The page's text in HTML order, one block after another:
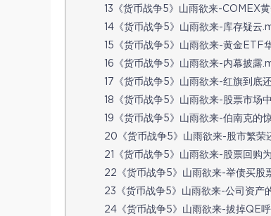
13《货币战争5》山雨欲来-COMEX
14《货币战争5》山雨欲来-库存疑云
15《货币战争5》山雨欲来-黄金ETF
16《货币战争5》山雨欲来-内幕披露
17《货币战争5》山雨欲来-红旗到底
18《货币战争5》山雨欲来-股票市场
19《货币战争5》山雨欲来-伯南克的
20《货币战争5》山雨欲来-股市繁荣
21《货币战争5》山雨欲来-股票回购
22《货币战争5》山雨欲来-举债买股
23《货币战争5》山雨欲来-公司资产
24《货币战争5》山雨欲来-拔掉QE